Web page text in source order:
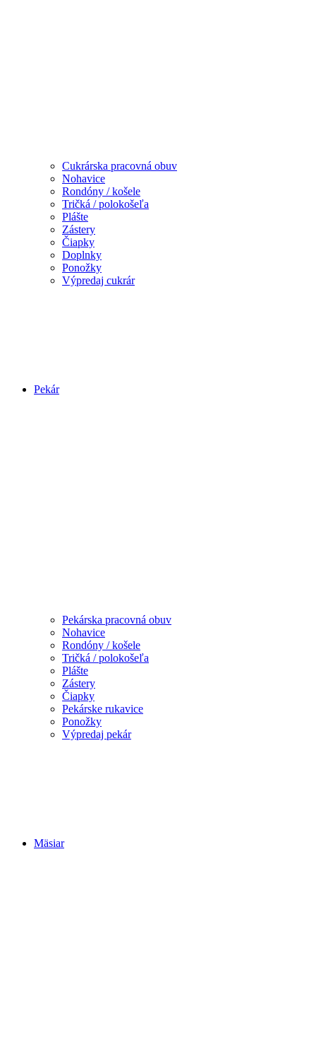
Cukrárska pracovná obuv
Nohavice
Rondóny / košele
Tričká / polokošeľa
Plášte
Zástery
Čiapky
Doplnky
Ponožky
Výpredaj cukrár
Pekár
Pekárska pracovná obuv
Nohavice
Rondóny / košele
Tričká / polokošeľa
Plášte
Zástery
Čiapky
Pekárske rukavice
Ponožky
Výpredaj pekár
Mäsiar